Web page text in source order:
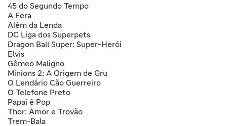
45 do Segundo Tempo
A Fera
Além da Lenda
DC Liga dos Superpets
Dragon Ball Super: Super-Herói
Elvis
Gêmeo Maligno
Minions 2: A Origem de Gru
O Lendário Cão Guerreiro
O Telefone Preto
Papai é Pop
Thor: Amor e Trovão
Trem-Bala